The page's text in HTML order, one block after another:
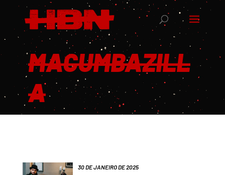
MACUMBAZILL
A
30 DE JANEIRO DE 2025